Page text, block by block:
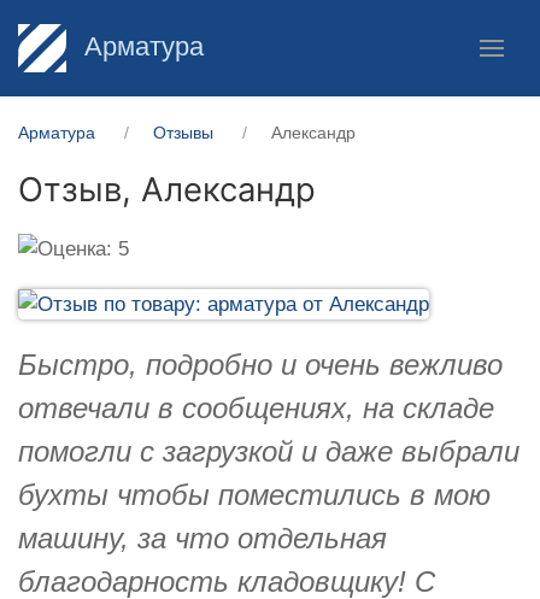
Арматура
Арматура Отзывы Александр
Отзыв, Александр
Быстро, подробно и очень вежливо
отвечали в сообщениях, на складе
помогли с загрузкой и даже выбрали
бухты чтобы поместились в мою
машину, за что отдельная
благодарность кладовщику! С